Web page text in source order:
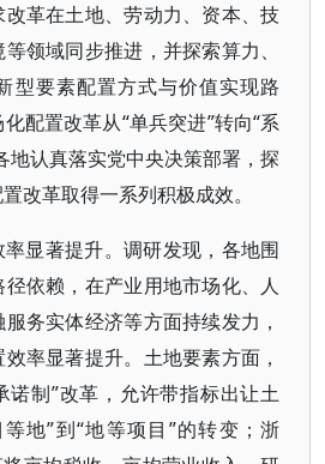
革在土地、劳动力、资本、技
领域同步推进，并探索算力、
型要素配置方式与价值实现路
配置改革从“单兵突进”转向“系
地认真落实党中央决策部署，探
改革取得一系列积极成效。
显著提升。调研发现，各地围
依赖，在产业用地市场化、人
务实体经济等方面持续发力，
率显著提升。土地要素方面，
诺制”改革，允许带指标出让土
地”到“地等项目”的转变；浙